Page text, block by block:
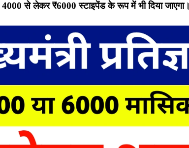
4000 से लेकर ₹6000 स्टाइपेंड के रूप में भी दिया जाएगा।